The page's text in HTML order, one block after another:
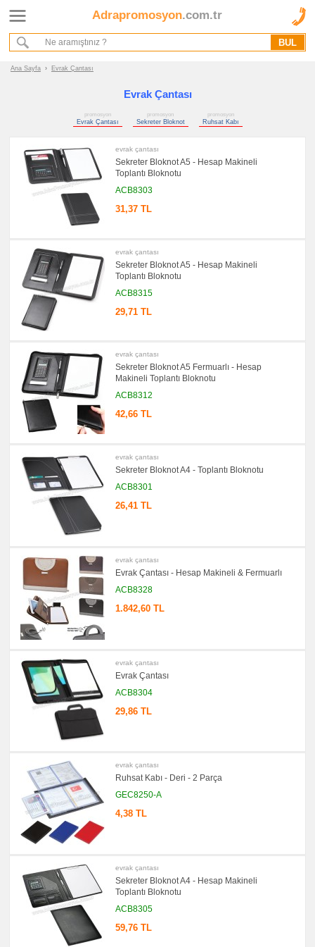
Adrapromosyon.com.tr
Ana Sayfa › Evrak Çantası
Evrak Çantası
promosyon
Evrak Çantası
promosyon
Sekreter Bloknot
promosyon
Ruhsat Kabı
evrak çantası
Sekreter Bloknot A5 - Hesap Makineli
Toplantı Bloknotu
ACB8303
31,37 TL
evrak çantası
Sekreter Bloknot A5 - Hesap Makineli
Toplantı Bloknotu
ACB8315
29,71 TL
evrak çantası
Sekreter Bloknot A5 Fermuarlı - Hesap
Makineli Toplantı Bloknotu
ACB8312
42,66 TL
evrak çantası
Sekreter Bloknot A4 - Toplantı Bloknotu
ACB8301
26,41 TL
evrak çantası
Evrak Çantası - Hesap Makineli & Fermuarlı
ACB8328
1.842,60 TL
evrak çantası
Evrak Çantası
ACB8304
29,86 TL
evrak çantası
Ruhsat Kabı - Deri - 2 Parça
GEC8250-A
4,38 TL
evrak çantası
Sekreter Bloknot A4 - Hesap Makineli
Toplantı Bloknotu
ACB8305
59,76 TL
Ana Sayfa
Hakkımızda
Kurumsal Hizmet Akışımız
Promosyon
promosyon
Evrak
Çantası
&
Sekreter
Bloknot
promosyon
promosyon
Sekreter
Bloknot
promosyon
Ruhsat
Kabı
promosyon
Tüm
→
promosyon
Ajanda
&
Organizer
promosyon
Matara
&
Bardak
promosyon
Geri
Dönüşümlü
Ürünler
promosyon
Anahtarlık
Hesap
Makinesi
promosyon
Makyaj
Aynası
&
Manikür
Seti
Şerit
Metre
&
Mezura
promosyon
Çakı
Feneri
promosyon
Çakmak
Küllük
promosyon
Masa
Çanta
Askısı
Şarj
Kablosu
promosyon
Flash
Bellek
promosyon